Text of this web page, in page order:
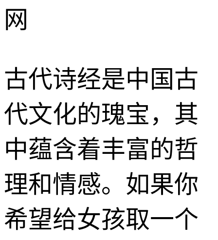
网
古代诗经是中国古
代文化的瑰宝，其
中蕴含着丰富的哲
理和情感。如果你
希望给女孩取一个